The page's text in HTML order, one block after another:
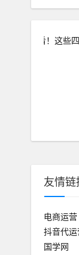
友情链
电商运营
抖音代
国学网